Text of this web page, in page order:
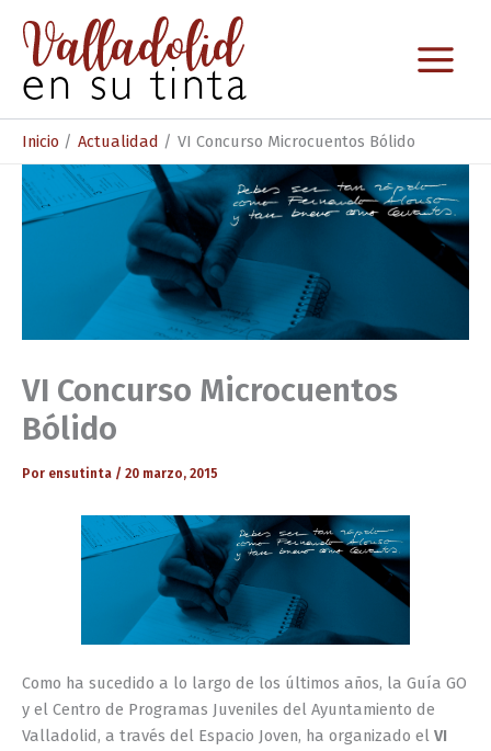
contenido
Inicio Actualidad VI Concurso Microcuentos Bólido
VI Concurso Microcuentos
Bólido
Por ensutinta / 20 marzo, 2015
Como ha sucedido a lo largo de los últimos años, la Guía GO
y el Centro de Programas Juveniles del Ayuntamiento de
Valladolid, a través del Espacio Joven, ha organizado el VI